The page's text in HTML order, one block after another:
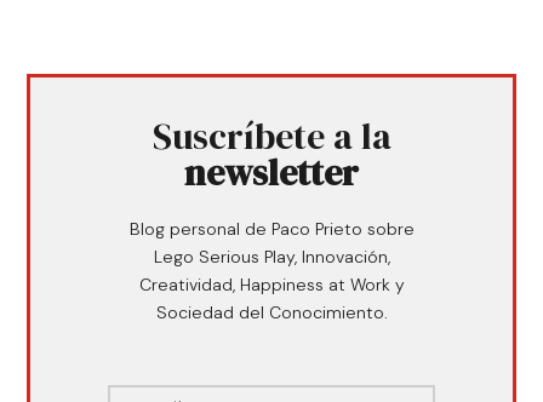
Suscríbete a la
newsletter
Blog personal de Paco Prieto sobre
Lego Serious Play, Innovación,
Creatividad, Happiness at Work y
Sociedad del Conocimiento.